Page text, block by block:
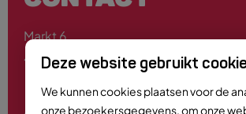
Deze website gebruikt
We kunnen cookies plaatsen voor de
onze bezoekersgegevens, om onze
Markt 6
4701 PE Roosendaal